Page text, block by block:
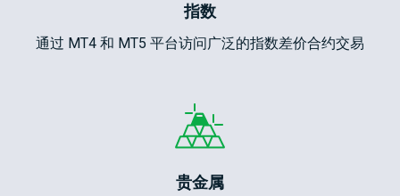
指数
通过 MT4 和 MT5 平台访问广泛的指数差价合约交易
贵金属